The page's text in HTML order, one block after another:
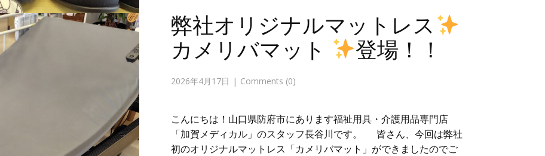
弊社オリジナルマットレス
カメリバマット
登場！！
2026年4月17日 Comments (0)
こんにちは！山口県防府市にあります福祉用具・介護用品専門店
「加賀メディカル」のスタッフ長谷川です。 皆さん、今回は弊社
初のオリジナルマットレス「カメリバマット」ができましたのでご